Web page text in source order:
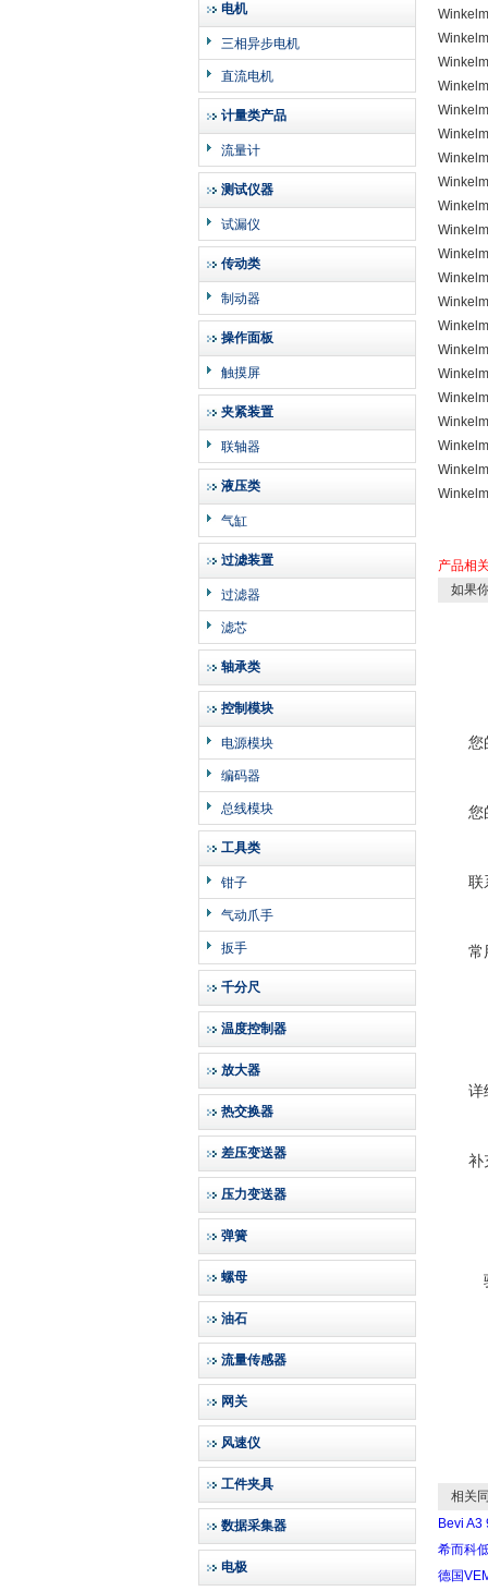
电机
三相异步电机
直流电机
计量类产品
流量计
测试仪器
试漏仪
传动类
制动器
操作面板
触摸屏
夹紧装置
联轴器
液压类
气缸
过滤装置
过滤器
滤芯
轴承类
控制模块
电源模块
编码器
总线模块
工具类
钳子
气动爪手
扳手
千分尺
温度控制器
放大器
热交换器
差压变送器
压力变送器
弹簧
螺母
油石
流量传感器
网关
风速仪
工件夹具
数据采集器
电极
产品相
如果
您
您
联
常
详
补
相关
Bevi A3
希而科
德国